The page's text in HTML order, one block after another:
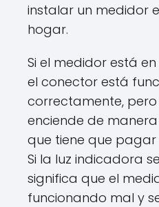
instalar un medidor
hogar.
Si el medidor está
el conector está
correctamente, pero
enciende de
que tiene que
Si la luz indicadora
significa que el
funcionando mal y